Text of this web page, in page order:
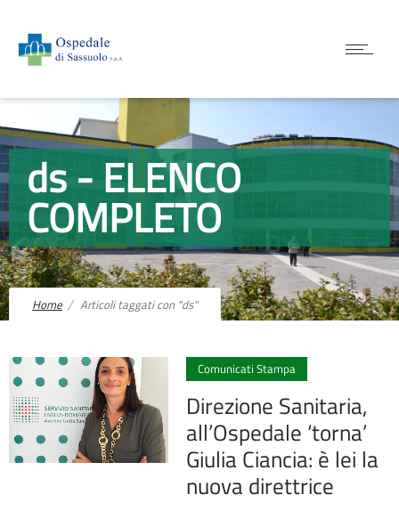
ds - ELENCO
COMPLETO
Home Articoli taggati con "ds"
Comunicati Stampa
Direzione Sanitaria,
all’Ospedale ‘torna’
Giulia Ciancia: è lei la
nuova direttrice